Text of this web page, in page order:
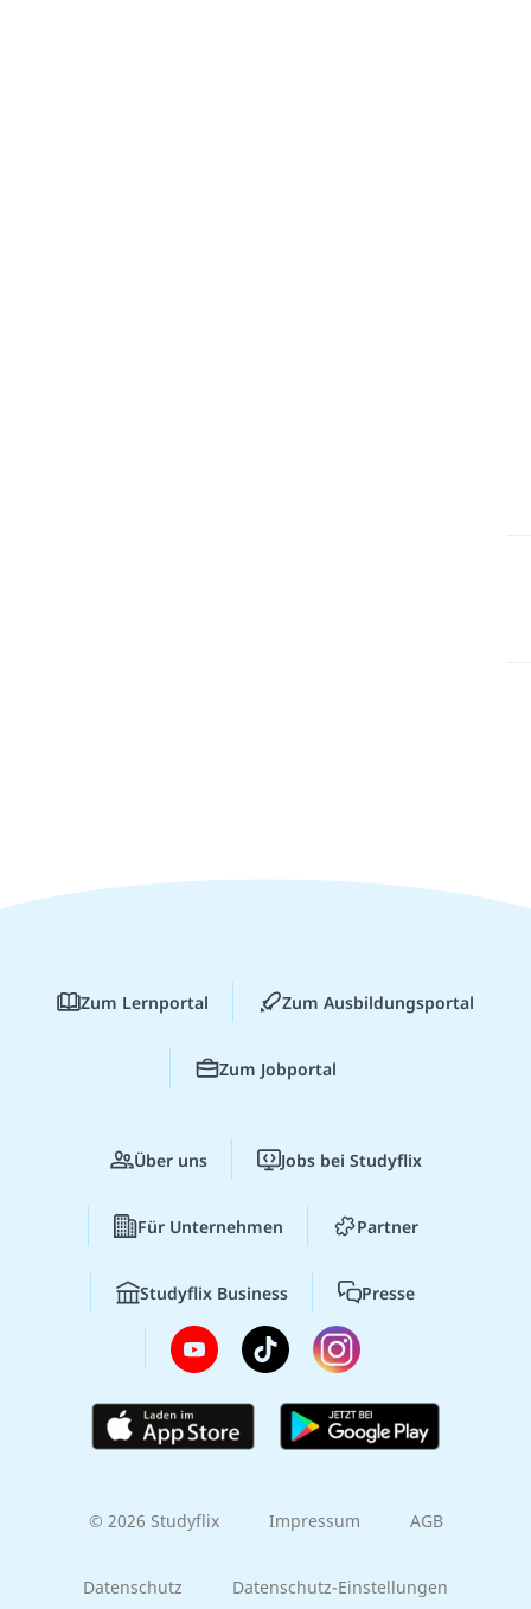
Zum Lernportal Zum Ausbildungsportal
Zum Jobportal
Über uns Jobs bei Studyflix
Für Unternehmen Partner
Studyflix Business Presse
© 2026 Studyflix Impressum AGB
Datenschutz Datenschutz-Einstellungen